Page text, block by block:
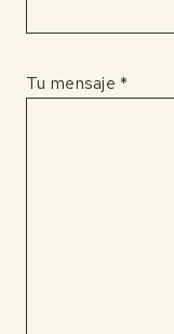
Tu mensaje *